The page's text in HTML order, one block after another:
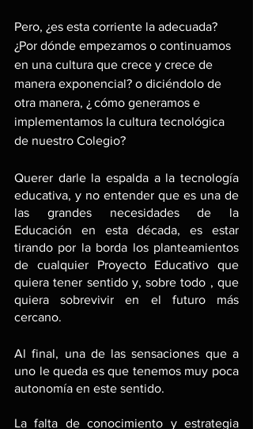
Pero, ¿es esta corriente la adecuada?
¿Por dónde empezamos o continuamos
en una cultura que crece y crece de
manera exponencial? o diciéndolo de
otra manera, ¿ cómo generamos e
implementamos la cultura tecnológica
de nuestro Colegio?
Querer darle la espalda a la tecnología
educativa, y no entender que es una de
las grandes necesidades de la
Educación en esta década, es estar
tirando por la borda los planteamientos
de cualquier Proyecto Educativo que
quiera tener sentido y, sobre todo , que
quiera sobrevivir en el futuro más
cercano.
Al final, una de las sensaciones que a
uno le queda es que tenemos muy poca
autonomía en este sentido.
La falta de conocimiento y estrategia